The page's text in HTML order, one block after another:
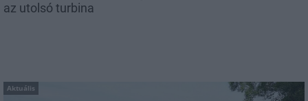
az utolsó turbina
Aktuális